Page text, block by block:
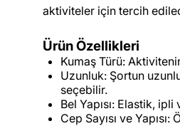
aktiviteler için tercih
Ürün Özellikleri
Kumaş Türü:
Uzunluk: Şortun
seçebilir.
Bel Yapısı: Elastik,
Cep Sayısı ve